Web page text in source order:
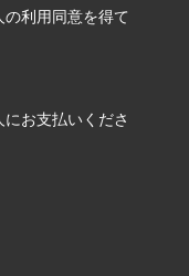
利用同意を得て
お支払いくださ